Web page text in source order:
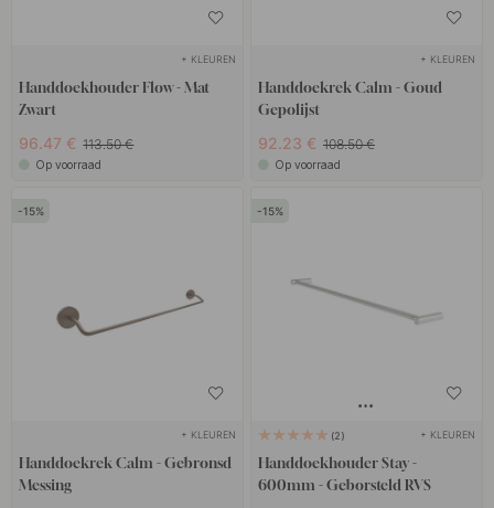
+ KLEUREN
Handdoekhouder Flow - Mat
Zwart
96.47 € 113.50 €
Op voorraad
+ KLEUREN
Handdoekrek Calm - Goud
Gepolijst
92.23 € 108.50 €
Op voorraad
15
+ KLEUREN
Handdoekrek Calm - Gebronsd
Messing
15
2 + KLEUREN
Handdoekhouder Stay -
600mm - Geborsteld RVS